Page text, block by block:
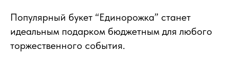
Популярный букет “Единорожка” станет
идеальным подарком бюджетным для любого
торжественного события.